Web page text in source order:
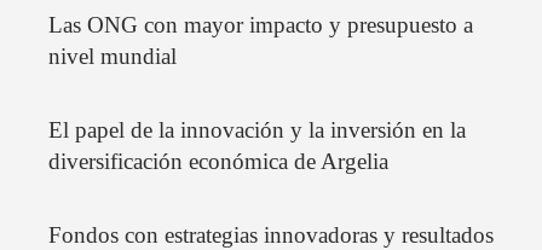
Las ONG con mayor impacto y presupuesto a
nivel mundial
El papel de la innovación y la inversión en la
diversificación económica de Argelia
Fondos con estrategias innovadoras y resultados